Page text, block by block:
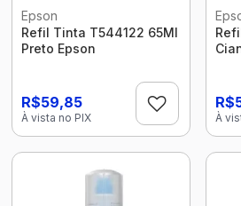
Epson
Refil Tinta T544122 65Ml
Preto Epson
R$59,85
À vista no PIX À